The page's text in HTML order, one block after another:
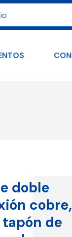
doble
cobre,
de